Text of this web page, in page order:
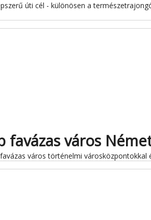
úti cél - különösen a
favázas város
város történelmi városközpontokkal